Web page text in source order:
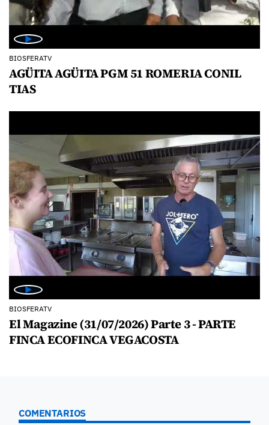
BIOSFERATV
AGÜITA AGÜITA PGM 51 ROMERIA CONIL
TIAS
BIOSFERATV
El Magazine (31/07/2026) Parte 3 - PARTE
FINCA ECOFINCA VEGACOSTA
COMENTARIOS